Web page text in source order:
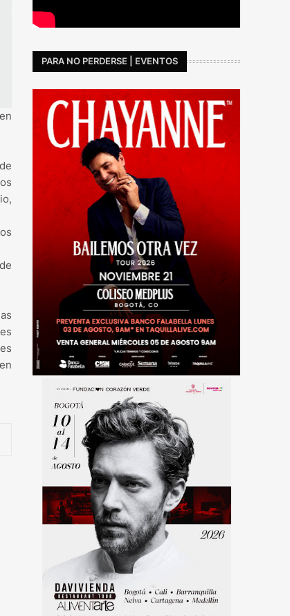
PARA NO PERDERSE | EVENTOS